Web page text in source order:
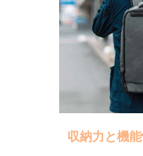
収納力と機